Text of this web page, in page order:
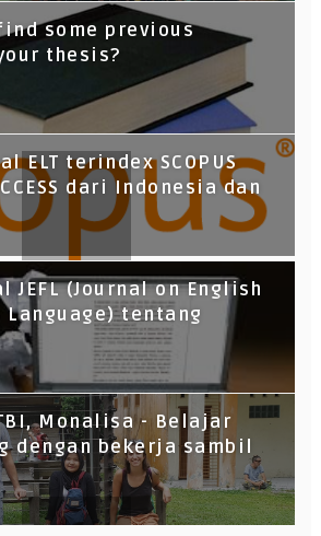
some previous
thesis?
ELT terindex SCOPUS
dari Indonesia dan
JEFL (Journal on English
Language) tentang
Monalisa - Belajar
dengan bekerja sambil